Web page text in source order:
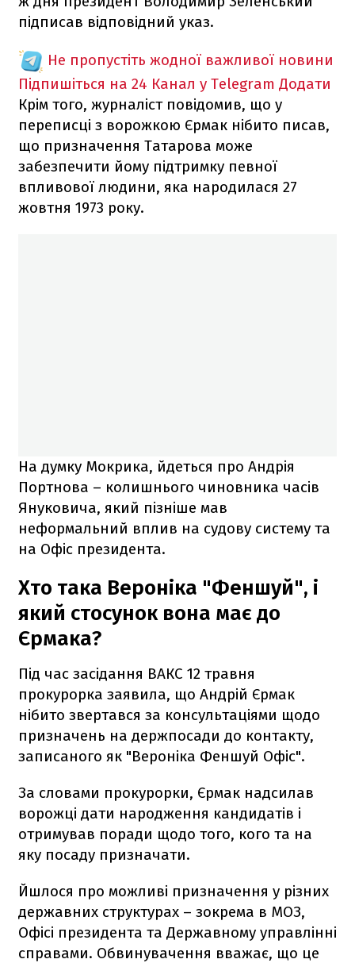
підписав відповідний указ.
Не пропустіть жодної важливої новини
Підпишіться на 24 Канал у Telegram Додати
Крім того, журналіст повідомив, що у
переписці з ворожкою Єрмак нібито писав,
що призначення Татарова може
забезпечити йому підтримку певної
впливової людини, яка народилася 27
жовтня 1973 року.
На думку Мокрика, йдеться про Андрія
Портнова – колишнього чиновника часів
Януковича, який пізніше мав
неформальний вплив на судову систему та
на Офіс президента.
Хто така Вероніка "Феншуй", і
який стосунок вона має до
Єрмака?
Під час засідання ВАКС 12 травня
прокурорка заявила, що Андрій Єрмак
нібито звертався за консультаціями щодо
призначень на держпосади до контакту,
записаного як "Вероніка Феншуй Офіс".
За словами прокурорки, Єрмак надсилав
ворожці дати народження кандидатів і
отримував поради щодо того, кого та на
яку посаду призначати.
Йшлося про можливі призначення у різних
державних структурах – зокрема в МОЗ,
Офісі президента та Державному управлінні
справами. Обвинувачення вважає, що це